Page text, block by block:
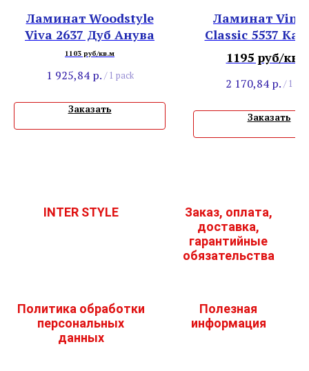
Ламинат Woodstyle
Viva 2637 Дуб Анува
1103 руб/кв.м
1 925,84 р. / 1 pack
Заказать
Ламинат
Classic 5537
Рыжевато-
1195 руб/
2 170,84 р. / 1
Заказать
INTER STYLE
Заказ, оплата,
доставка,
гарантийные
обязательства
Политика обработки
персональных
данных
Полезная
информация